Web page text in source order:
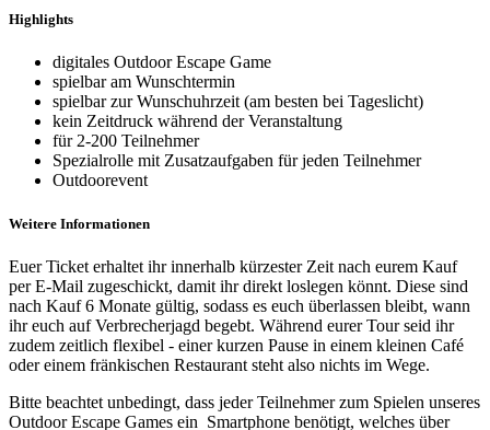
Highlights
digitales Outdoor Escape Game
spielbar am Wunschtermin
spielbar zur Wunschuhrzeit (am besten bei Tageslicht)
kein Zeitdruck während der Veranstaltung
für 2-200 Teilnehmer
Spezialrolle mit Zusatzaufgaben für jeden Teilnehmer
Outdoorevent
Weitere Informationen
Euer Ticket erhaltet ihr innerhalb kürzester Zeit nach eurem Kauf
per E-Mail zugeschickt, damit ihr direkt loslegen könnt. Diese sind
nach Kauf 6 Monate gültig, sodass es euch überlassen bleibt, wann
ihr euch auf Verbrecherjagd begebt. Während eurer Tour seid ihr
zudem zeitlich flexibel - einer kurzen Pause in einem kleinen Café
oder einem fränkischen Restaurant steht also nichts im Wege.
Bitte beachtet unbedingt, dass jeder Teilnehmer zum Spielen unseres
Outdoor Escape Games ein Smartphone benötigt, welches über